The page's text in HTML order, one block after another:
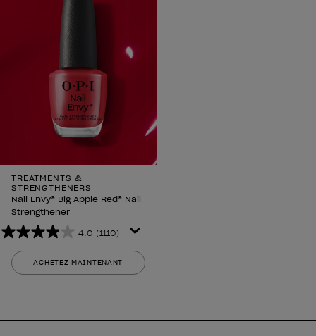
TREATMENTS &
STRENGTHENERS
Nail Envy® Big Apple Red® Nail
Strengthener
4.0 (1110)
4.0
sur
5
avis
ACHETEZ MAINTENANT